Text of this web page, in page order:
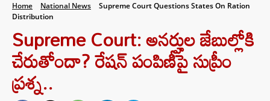
Home National News
Supreme Court Questions States On Ration
Distribution
Supreme Court: అనర్హుల జేబుల్లోకి
చేరుతోందా? రేషన్ పంపిణీపై సుప్రీం
ప్రశ్న..